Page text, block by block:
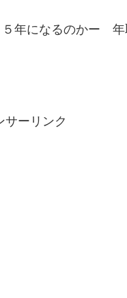
年になるのかー
サーリンク